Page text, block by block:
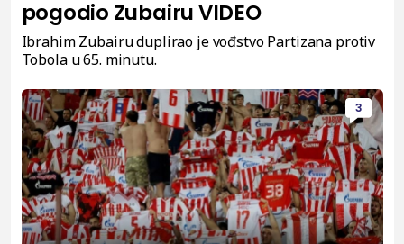
pogodio Zubairu VIDEO
Ibrahim Zubairu duplirao je vođstvo Partizana protiv
Tobola u 65. minutu.
3